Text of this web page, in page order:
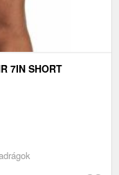
7IN SHORT